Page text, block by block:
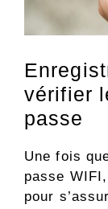
vérifier
passe
Une fois
passe
pour